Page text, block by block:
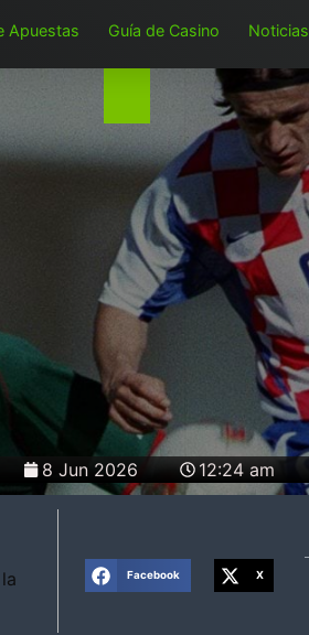
Apuestas Guía de Casino Noticias
8 Jun 2026
12:24 am
Facebook X